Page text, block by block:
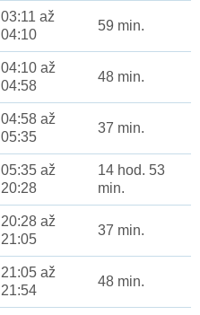
03:11 až
04:10
59 min.
04:10 až
04:58
48 min.
04:58 až
05:35
37 min.
05:35 až
20:28
14 hod. 53
min.
20:28 až
21:05
37 min.
21:05 až
21:54
48 min.